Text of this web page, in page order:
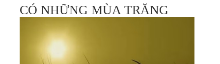
CÓ NHỮNG MÙA TRĂNG